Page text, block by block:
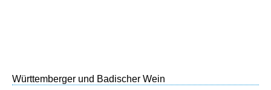
Württemberger und Badischer Wein